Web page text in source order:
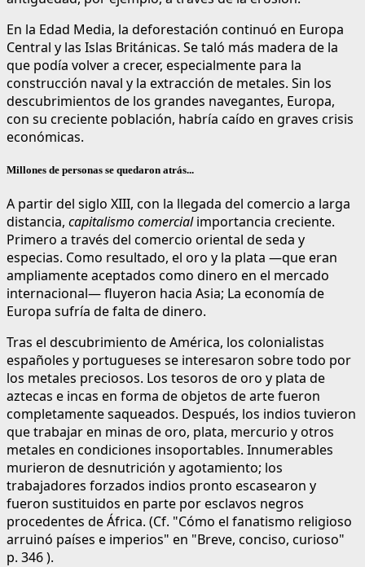
En la Edad Media, la deforestación continuó en Europa
Central y las Islas Británicas. Se taló más madera de la
que podía volver a crecer, especialmente para la
construcción naval y la extracción de metales. Sin los
descubrimientos de los grandes navegantes, Europa,
con su creciente población, habría caído en graves crisis
económicas.
Millones de personas se quedaron atrás...
A partir del siglo XIII, con la llegada del comercio a larga
distancia, capitalismo comercialimportancia creciente.
Primero a través del comercio oriental de seda y
especias. Como resultado, el oro y la plata —que eran
ampliamente aceptados como dinero en el mercado
internacional— fluyeron hacia Asia; La economía de
Europa sufría de falta de dinero.
Tras el descubrimiento de América, los colonialistas
españoles y portugueses se interesaron sobre todo por
los metales preciosos. Los tesoros de oro y plata de
aztecas e incas en forma de objetos de arte fueron
completamente saqueados. Después, los indios tuvieron
que trabajar en minas de oro, plata, mercurio y otros
metales en condiciones insoportables. Innumerables
murieron de desnutrición y agotamiento; los
trabajadores forzados indios pronto escasearon y
fueron sustituidos en parte por esclavos negros
procedentes de África. (Cf. "Cómo el fanatismo religioso
arruinó países e imperios" en "Breve, conciso, curioso"
p. 346 ).